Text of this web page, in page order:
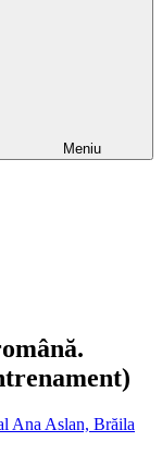
Meniu
Ana Aslan, Brăila